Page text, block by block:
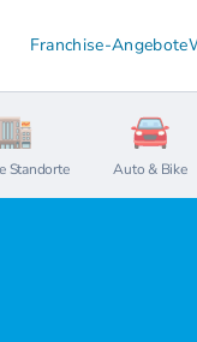
Franchise-Angebote
Standorte Auto & Bike